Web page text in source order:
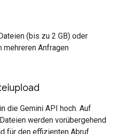
(bis zu 2 GB) oder
mehreren Anfragen
die Gemini API hoch. Auf
werden vorübergehend
für den effizienten Abruf